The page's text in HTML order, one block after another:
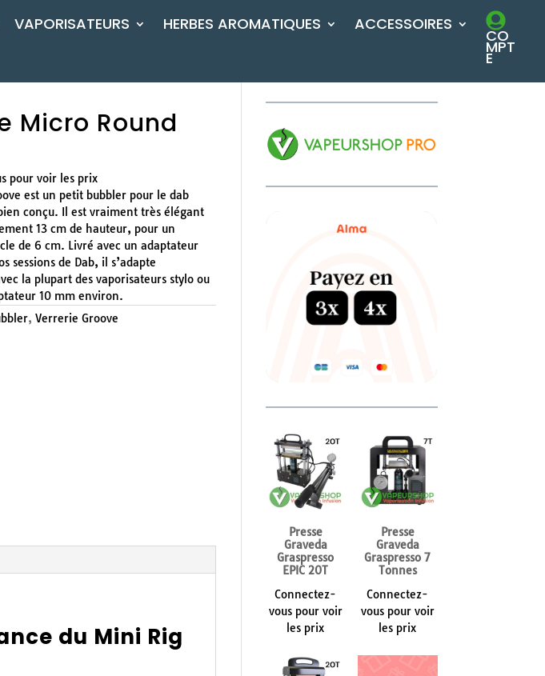
VAPORISATEURS HERBES AROMATIQUES ACCESSOIRES
CO
MPT
E
Micro Round
pour voir les prix
est un petit bubbler pour le dab
conçu. Il est vraiment très élégant
13 cm de hauteur, pour un
de 6 cm. Livré avec un adaptateur
sessions de Dab, il s’adapte
la plupart des vaporisateurs stylo ou
10 mm environ.
,Verrerie Groove
du Mini Rig
Presse
Graveda
Graspresso
EPIC 20T
Connectez-
vous pour voir
les prix
Presse
Graveda
Graspresso 7
Tonnes
Connectez-
vous pour voir
les prix